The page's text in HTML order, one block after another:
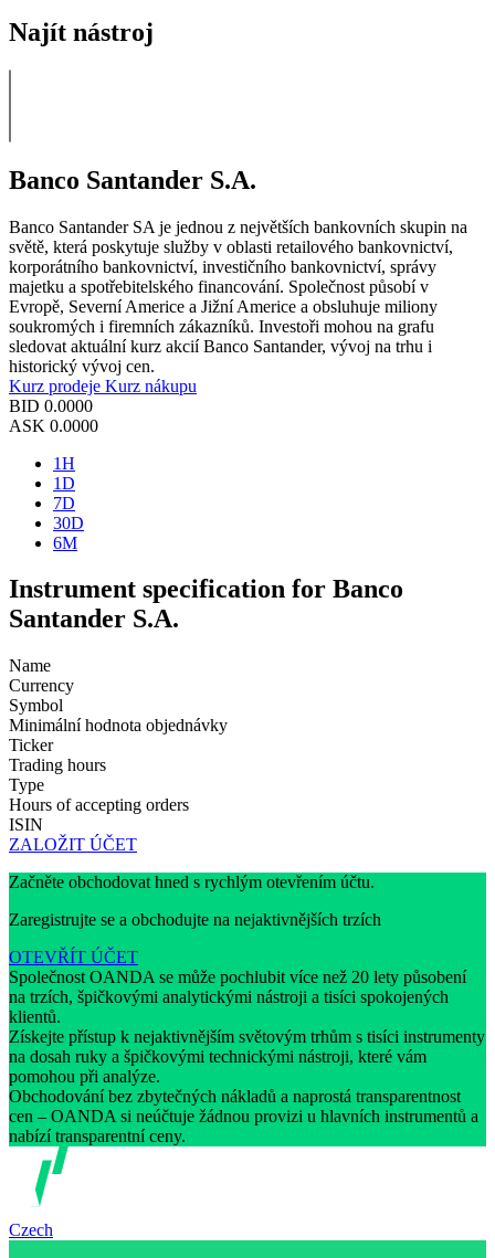
Najít nástroj
Banco Santander S.A.
Banco Santander SA je jednou z největších bankovních skupin na
světě, která poskytuje služby v oblasti retailového bankovnictví,
korporátního bankovnictví, investičního bankovnictví, správy
majetku a spotřebitelského financování. Společnost působí v
Evropě, Severní Americe a Jižní Americe a obsluhuje miliony
soukromých i firemních zákazníků. Investoři mohou na grafu
sledovat aktuální kurz akcií Banco Santander, vývoj na trhu i
historický vývoj cen.
Kurz prodeje Kurz nákupu
BID 0.0000
ASK 0.0000
1H
1D
7D
30D
6M
Instrument specification for Banco
Santander S.A.
Name
Currency
Symbol
Minimální hodnota objednávky
Ticker
Trading hours
Type
Hours of accepting orders
ISIN
ZALOŽIT ÚČET
Začněte obchodovat hned s rychlým otevřením účtu.
Zaregistrujte se a obchodujte na nejaktivnějších trzích
OTEVŘÍT ÚČET
Společnost OANDA se může pochlubit více než 20 lety působení
na trzích, špičkovými analytickými nástroji a tisíci spokojených
klientů.
Získejte přístup k nejaktivnějším světovým trhům s tisíci instrumenty
na dosah ruky a špičkovými technickými nástroji, které vám
pomohou při analýze.
Obchodování bez zbytečných nákladů a naprostá transparentnost
cen – OANDA si neúčtuje žádnou provizi u hlavních instrumentů a
nabízí transparentní ceny.
Czech